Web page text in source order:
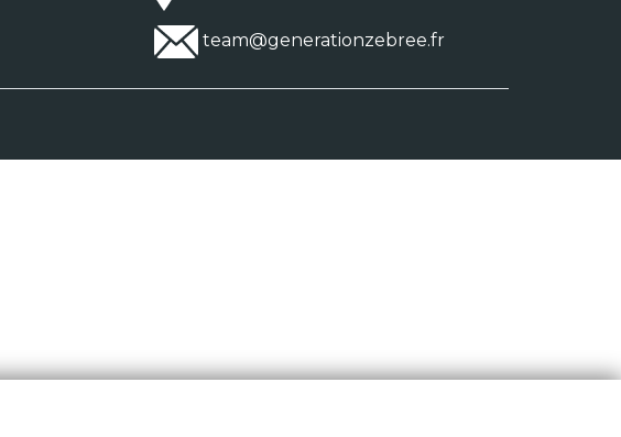
team@generationzebree.fr